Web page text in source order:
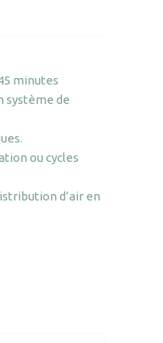
minutes
système de
ou cycles
d’air en